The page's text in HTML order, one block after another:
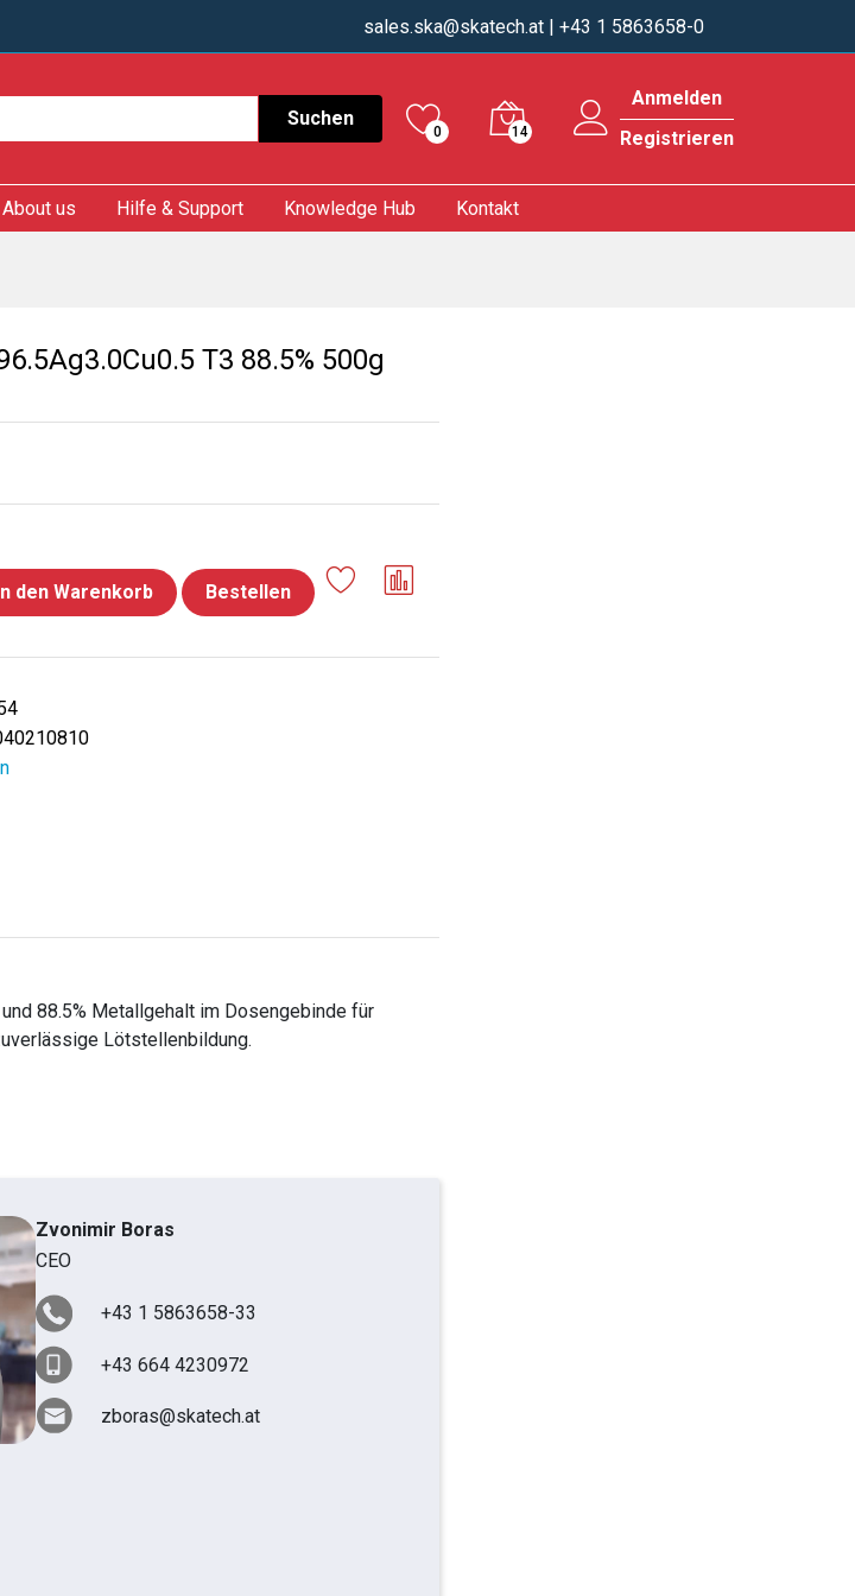
sales.ska@skatech.at | +43 1 5863658-0
Suchen
0 14
Anmelden
Registrieren
About us Hilfe & Support Knowledge Hub Kontakt
T3 88.5% 500g
den Warenkorb
Bestellen
88.5% Metallgehalt im Dosengebinde für
Lötstellenbildung.
Zvonimir Boras
CEO
+43 1 5863658-33
+43 664 4230972
zboras@skatech.at